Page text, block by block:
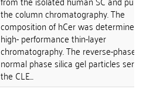
the column chromatography. The
composition of hCer was determined
high- performance thin-layer
chromatography. The reverse-phase
normal phase silica gel particles
the CLE...